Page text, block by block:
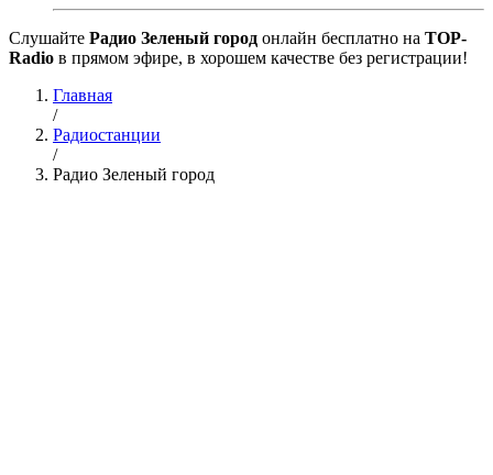
Cлушайте Радио Зеленый город онлайн бесплатно на TOP-
Radio в прямом эфире, в хорошем качестве без регистрации!
Главная
/
Радиостанции
/
Радио Зеленый город